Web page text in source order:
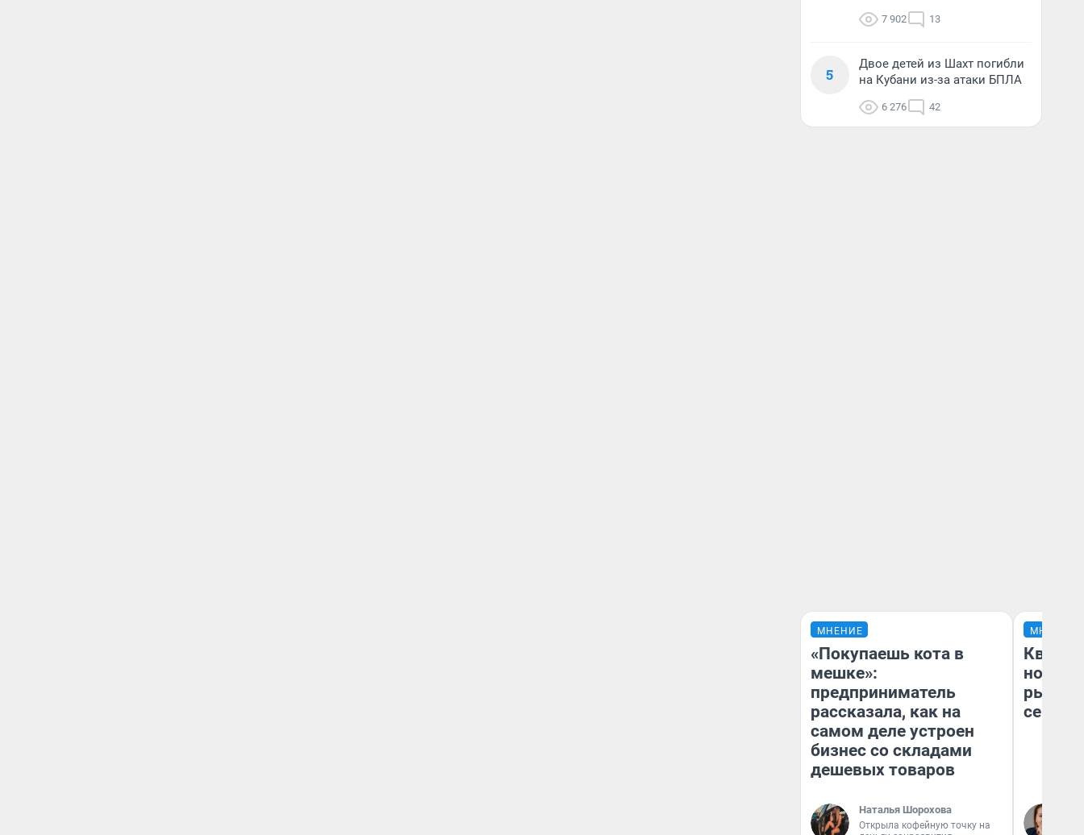
7 902 13
5
Двое детей из Шахт погибли
на Кубани из-за атаки БПЛА
6 276 42
МНЕНИЕ
«Покупаешь кота в
мешке»:
предприниматель
рассказала, как на
самом деле устроен
бизнес со складами
дешевых товаров
Наталья Шорохова
Открыла кофейную точку на
МНЕНИЕ
но
рынок